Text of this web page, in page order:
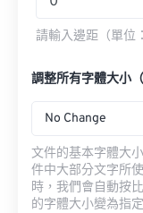
請輸入邊距（單位
調整所有字體大小（
No Change
文件的基本字體大
件中大部分文字所
時，我們會自動按
的字體大小變為指